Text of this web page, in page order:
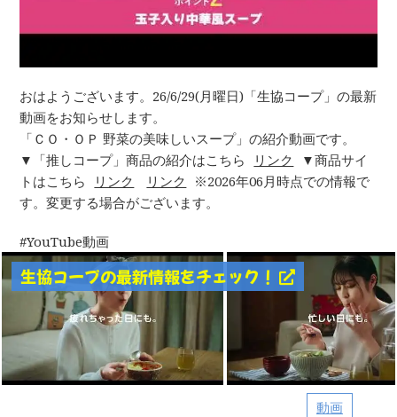
おはようございます。26/6/29(月曜日)「生協コープ」の最新
動画をお知らせします。
「ＣＯ・ＯＰ 野菜の美味しいスープ」の紹介動画です。
▼「推しコープ」商品の紹介はこちら
リンク
▼商品サイ
トはこちら
リンク リンク
※2026年06月時点での情報で
す。変更する場合がございます。
動画
YouTube動画
生協コープの最新情報をチェック！